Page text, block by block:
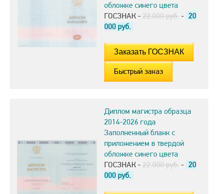
обложке синего цвета
ГОСЗНАК - 22.000 руб. - 20
000 руб.
Быстрый заказ
Диплом магистра образца
2014-2026 года
Заполненный бланк с
приложением в твердой
обложке синего цвета
ГОСЗНАК - 22.000 руб. - 20
000 руб.